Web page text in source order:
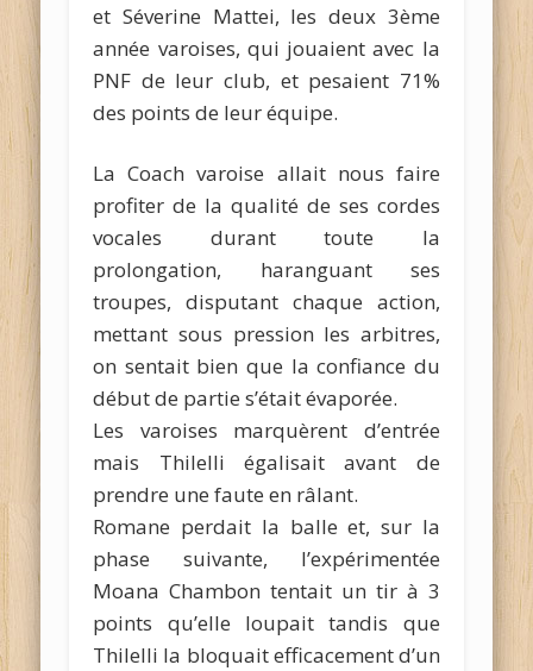
et Séverine Mattei, les deux 3ème
année varoises, qui jouaient avec la
PNF de leur club, et pesaient 71%
des points de leur équipe.
La Coach varoise allait nous faire
profiter de la qualité de ses cordes
vocales durant toute la
prolongation, haranguant ses
troupes, disputant chaque action,
mettant sous pression les arbitres,
on sentait bien que la confiance du
début de partie s’était évaporée.
Les varoises marquèrent d’entrée
mais Thilelli égalisait avant de
prendre une faute en râlant.
Romane perdait la balle et, sur la
phase suivante, l’expérimentée
Moana Chambon tentait un tir à 3
points qu’elle loupait tandis que
Thilelli la bloquait efficacement d’un